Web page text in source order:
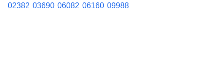
02382 03690 06082 06160 09988